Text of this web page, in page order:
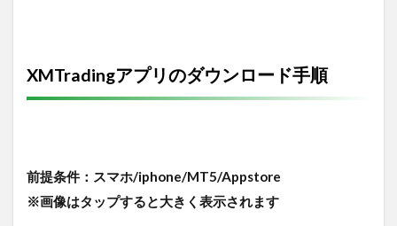
XMTradingアプリのダウンロード手順
前提条件：スマホ/iphone/MT5/Appstore
※画像はタップすると大きく表示されます